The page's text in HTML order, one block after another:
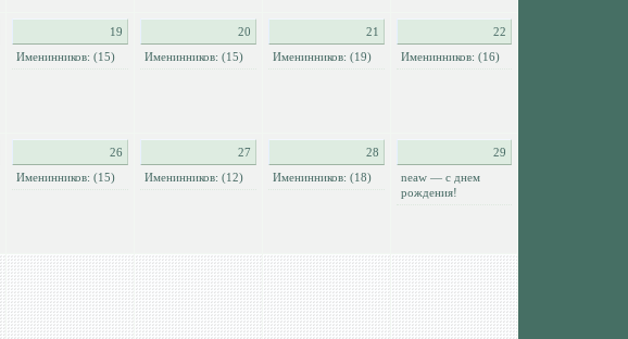
19
Именинников: (15)
20
Именинников: (15)
21
Именинников: (19)
22
Именинников: (16)
26
Именинников: (15)
27
Именинников: (12)
28
Именинников: (18)
29
neaw — с днем
рождения!